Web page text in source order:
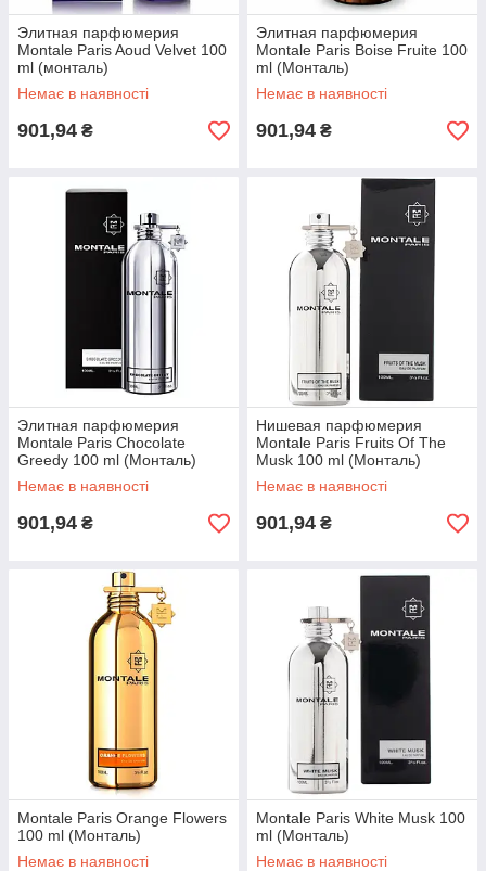
Ексклюзивний аромат, що приховує в собі чудові запахи
квітів і стиглих фруктів.
собою
Жіноча парфумерія тестер Armand Basi In Red 100 ml
Стійкий цитрусовий аромат являє собою приголомшливу
композицію відмінного настрою.
Элитная парфюмерия
Montale Paris Aoud Velvet 100
ml (монталь)
Немає в наявності
901,94 ₴
Элитная парфюмерия
Montale Paris Boise Fruite 100
ml (Монталь)
Немає в наявності
901,94 ₴
Элитная парфюмерия
Montale Paris Chocolate
Greedy 100 ml (Монталь)
Немає в наявності
901,94 ₴
Нишевая парфюмерия
Montale Paris Fruits Of The
Musk 100 ml (Монталь)
Немає в наявності
901,94 ₴
Montale Paris Orange Flowers
100 ml (Монталь)
Немає в наявності
Montale Paris White Musk 100
ml (Монталь)
Немає в наявності